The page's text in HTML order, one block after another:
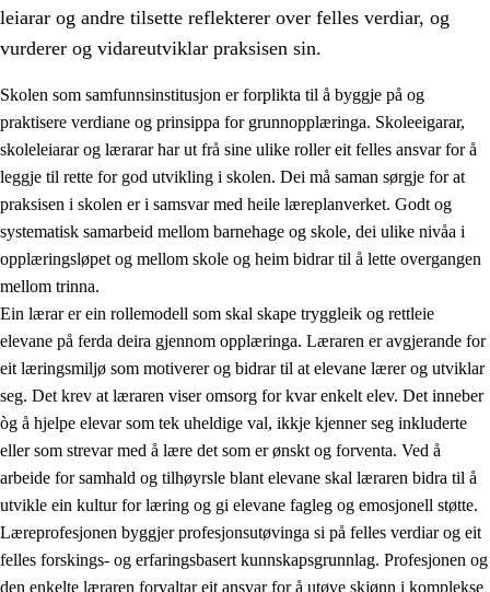
3. Prinsipp for praksisen i skolen
Eit inkluderande læringsmiljø
3.2 Undervisning og tilpassa opplæring
3.3 Samarbeid mellom heim og skole
3.4 Opplæring i lærebedrift og arbeidsliv
3.5 Profesjonsfellesskap og skoleutvikling
leiarar og andre tilsette reflekterer over felles verdiar, og
vurderer og vidareutviklar praksisen sin.
Skolen som samfunnsinstitusjon er forplikta til å byggje på og
praktisere verdiane og prinsippa for grunnopplæringa. Skoleeigarar,
skoleleiarar og lærarar har ut frå sine ulike roller eit felles ansvar for å
leggje til rette for god utvikling i skolen. Dei må saman sørgje for at
praksisen i skolen er i samsvar med heile læreplanverket. Godt og
systematisk samarbeid mellom barnehage og skole, dei ulike nivåa i
opplæringsløpet og mellom skole og heim bidrar til å lette overgangen
mellom trinna.
Ein lærar er ein rollemodell som skal skape tryggleik og rettleie
elevane på ferda deira gjennom opplæringa. Læraren er avgjerande for
eit læringsmiljø som motiverer og bidrar til at elevane lærer og utviklar
seg. Det krev at læraren viser omsorg for kvar enkelt elev. Det inneber
òg å hjelpe elevar som tek uheldige val, ikkje kjenner seg inkluderte
eller som strevar med å lære det som er ønskt og forventa. Ved å
arbeide for samhald og tilhøyrsle blant elevane skal læraren bidra til å
utvikle ein kultur for læring og gi elevane fagleg og emosjonell støtte.
Læreprofesjonen byggjer profesjonsutøvinga si på felles verdiar og eit
felles forskings- og erfaringsbasert kunnskapsgrunnlag. Profesjonen og
den enkelte læraren forvaltar eit ansvar for å utøve skjønn i komplekse